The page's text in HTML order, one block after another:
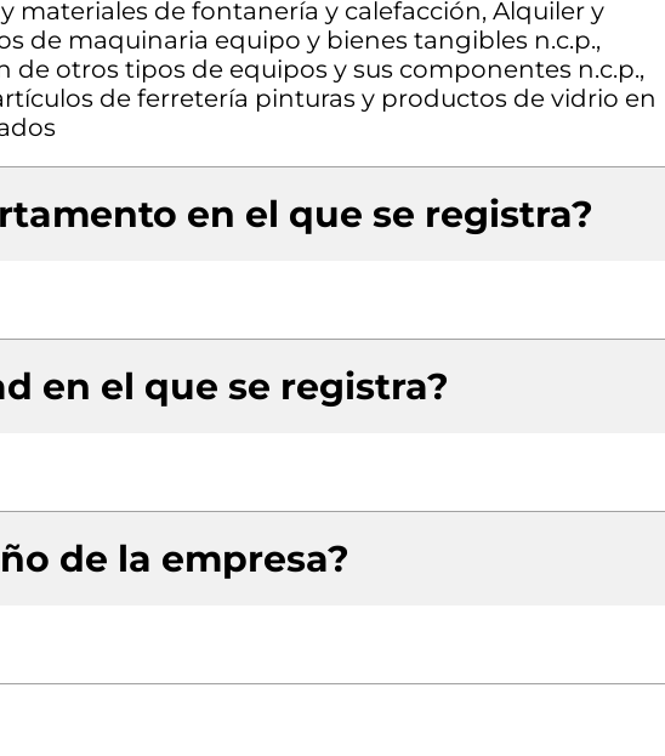
materiales de fontanería y calefacción, Alquiler y
de maquinaria equipo y bienes tangibles n.c.p.,
otros tipos de equipos y sus componentes n.c.p.,
de ferretería pinturas y productos de vidrio en
en el que se registra?
en el que se registra?
de la empresa?